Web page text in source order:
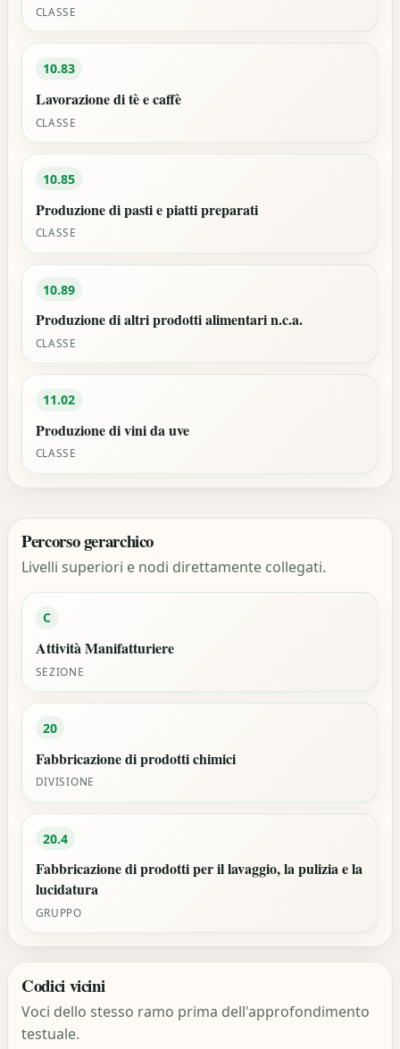
CLASSE
10.83
Lavorazione di tè e caffè
CLASSE
10.85
Produzione di pasti e piatti preparati
CLASSE
10.89
Produzione di altri prodotti alimentari n.c.a.
CLASSE
11.02
Produzione di vini da uve
CLASSE
Percorso gerarchico
Livelli superiori e nodi direttamente collegati.
C
Attività Manifatturiere
SEZIONE
20
Fabbricazione di prodotti chimici
DIVISIONE
20.4
Fabbricazione di prodotti per il lavaggio, la pulizia e la
lucidatura
GRUPPO
Codici vicini
Voci dello stesso ramo prima dell'approfondimento
testuale.